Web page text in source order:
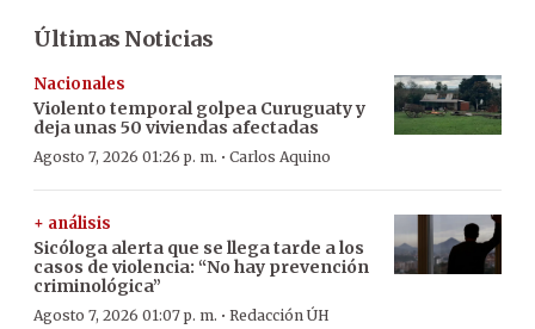
Últimas Noticias
Nacionales
Violento temporal golpea Curuguaty y
deja unas 50 viviendas afectadas
Agosto 7, 2026 01:26 p. m. · Carlos Aquino
+ análisis
Sicóloga alerta que se llega tarde a los
casos de violencia: “No hay prevención
criminológica”
Agosto 7, 2026 01:07 p. m. · Redacción ÚH